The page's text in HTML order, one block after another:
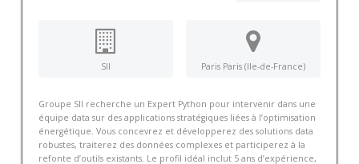
SII Paris Paris (Ile-de-France)
Groupe SII recherche un Expert Python pour intervenir dans une
équipe data sur des applications stratégiques liées à l’optimisation
énergétique. Vous concevrez et développerez des solutions data
robustes, traiterez des données complexes et participerez à la
refonte d’outils existants. Le profil idéal inclut 5 ans d’expérience,